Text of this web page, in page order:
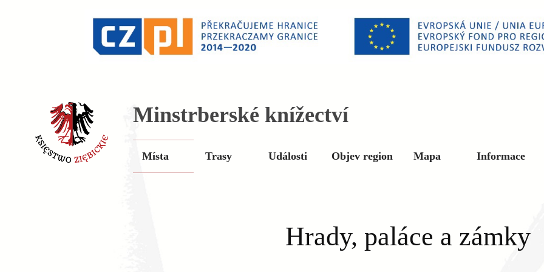
Minstrberské knížectví
Místa Trasy Události Objev region Mapa Informace
Hrady, paláce a zámky